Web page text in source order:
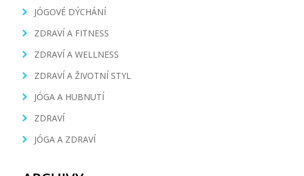
JÓGOVÉ DÝCHÁNÍ
ZDRAVÍ A FITNESS
ZDRAVÍ A WELLNESS
ZDRAVÍ A ŽIVOTNÍ STYL
JÓGA A HUBNUTÍ
ZDRAVÍ
JÓGA A ZDRAVÍ